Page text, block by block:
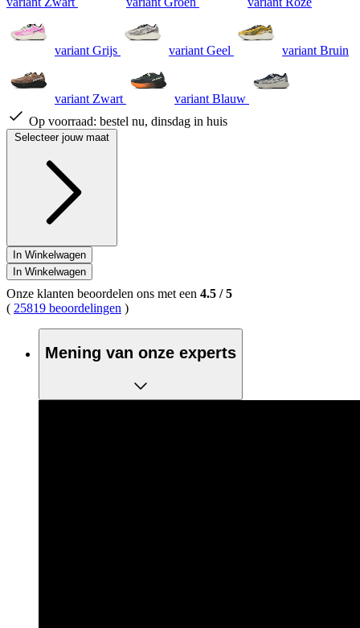
variant Grijs variant Geel variant Bruin
variant Zwart
variant Blauw
Op voorraad: bestel nu, dinsdag in huis
Selecteer jouw maat
In Winkelwagen
In Winkelwagen
Onze klanten beoordelen ons met een 4.5 /5
( 25819 beoordelingen )
Mening van onze experts